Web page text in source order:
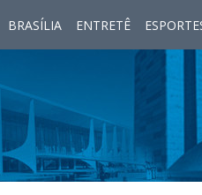
BRASÍLIA ENTRETÊ